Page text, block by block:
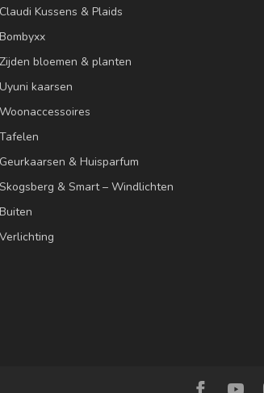
Claudi Kussens & Plaids
Bombyxx
Zijden bloemen & planten
Uyuni kaarsen
Woonaccessoires
Tafelen
Geurkaarsen & Huisparfum
Skogsberg & Smart – Windlichten
Buiten
Verlichting